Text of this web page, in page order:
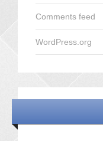
Comments feed
WordPress.org